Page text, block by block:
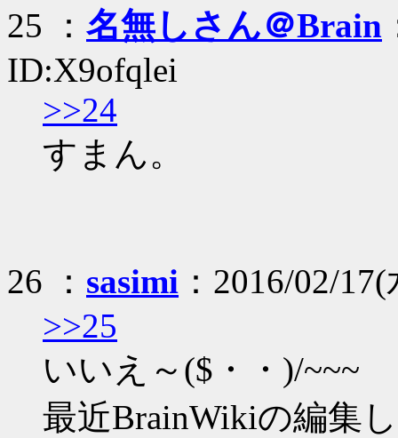
25 ： 名無しさん＠Brain
ID:X9ofqlei
>>24
すまん。
26 ： sasimi ：2016/02/
>>25
いいえ～($・・)/~~~
最近BrainWikiの編集